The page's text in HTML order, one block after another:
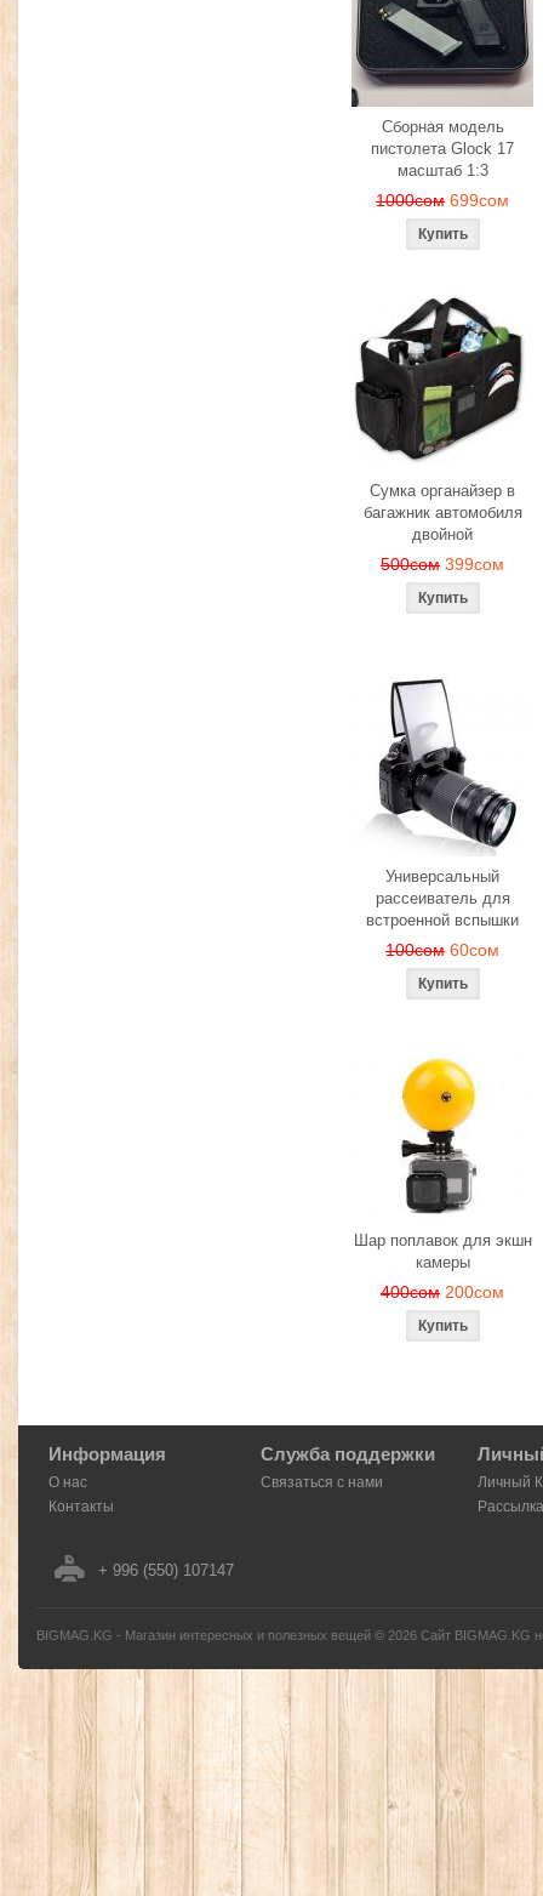
Сборная модель
пистолета Glock 17
масштаб 1:3
1000сом 699сом
Сумка органайзер в
багажник автомобиля
двойной
500сом 399сом
Универсальный
рассеиватель для
встроенной вспышки
100сом 60сом
Шар поплавок для экшн
камеры
400сом 200сом
Информация
О нас
Контакты
Служба поддержки
Связаться с нами
Личный
Рассылка
+ 996 (550) 107147
BIGMAG.KG - Магазин интересных и полезных вещей © 2026 Сайт BIGMAG.KG
без письменного разрешения автора - запрещено, и будет преследоваться по